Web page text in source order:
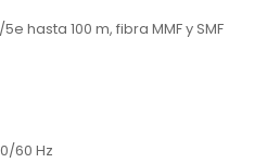
hasta 100 m, fibra MMF y SMF
60 Hz